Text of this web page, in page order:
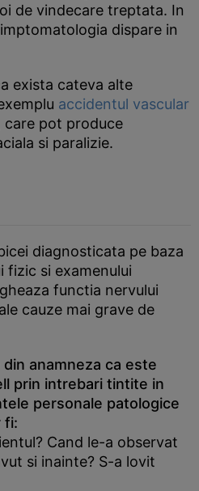
de vindecare treptata. In
dispare in
exista cateva alte
accidentul vascular
care pot produce
si paralizie.
diagnosticata pe baza
fizic si examenului
functia nervului
cauze mai grave de
anamneza ca este
prin intrebari tintite in
personale patologice
fi:
Cand le-a observat
si inainte? S-a lovit